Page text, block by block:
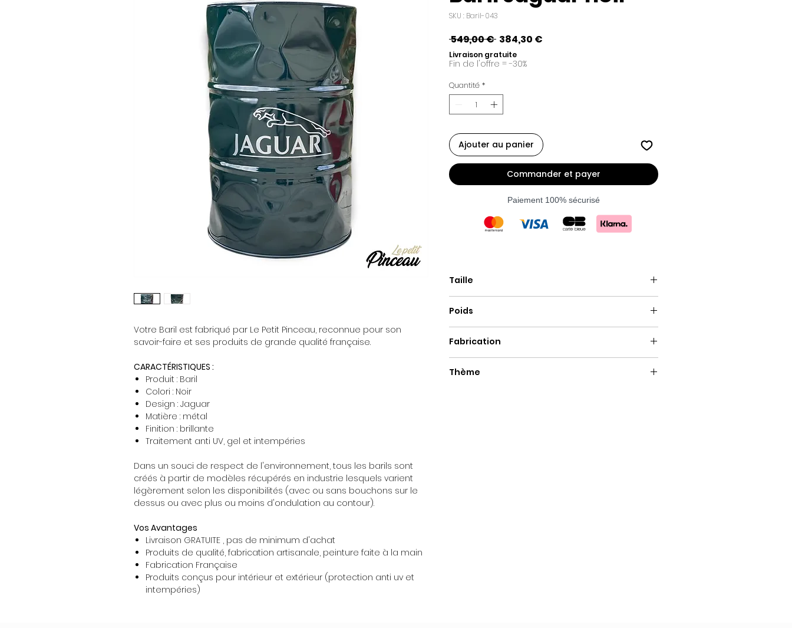
Votre Baril est fabriqué par Le Petit Pinceau, reconnue pour son
savoir-faire et ses produits de grande qualité française.
CARACTÉRISTIQUES :
Produit : Baril
Colori : Noir
Design : Jaguar
Matière : métal
Finition : brillante
Traitement anti UV, gel et intempéries
Dans un souci de respect de l'environnement, tous les barils sont
créés à partir de modèles récupérés en industrie lesquels varient
légèrement selon les disponibilités (avec ou sans bouchons sur le
dessus ou avec plus ou moins d'ondulation au contour).
Vos Avantages
Livraison GRATUITE , pas de minimum d'achat
Produits de qualité, fabrication artisanale, peinture faite à la main
Fabrication Française
Produits conçus pour intérieur et extérieur (protection anti uv et
intempéries)
SKU : Baril-043
549,00 € Prix
original
384,30 €
Livraison gratuite
Fin de l'offre = -30%
Quantité *
Ajouter au panier
Commander et payer
Paiement 100% sécurisé
Taille
Diamètre : +/- 60cm
Poids
Fabrication
Thème